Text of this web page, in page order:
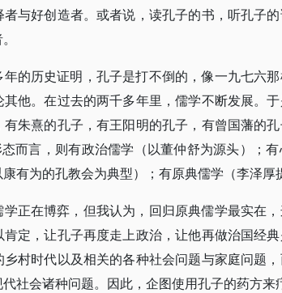
与好创造者。或者说，读孔子的书，听孔子
的历史证明，孔子是打不倒的，像一九七六
他。在过去的两千多年里，儒学不断发展。
朱熹的孔子，有王阳明的孔子，有曾国藩的
态而言，则有政治儒学（以董仲舒为源头）；
有为的孔教会为典型）；有原典儒学（李泽厚
正在博弈，但我认为，回归原典儒学最实在
定，让孔子再度走上政治，让他再做治国经
村时代以及相关的各种社会问题与家庭问题
社会诸种问题。因此，企图使用孔子的药方来